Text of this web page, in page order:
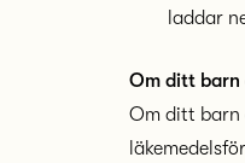
laddar
Om ditt barn
Om ditt barn